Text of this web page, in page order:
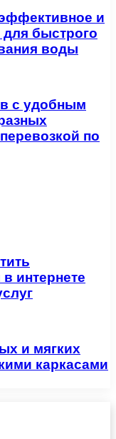
и
быстрого
воды
с удобным
по
интернете
и мягких
каркасами